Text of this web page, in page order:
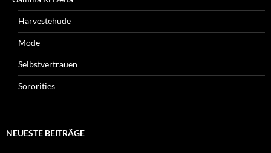
Harvestehude
Mode
Selbstvertrauen
Sororities
NEUESTE BEITRÄGE